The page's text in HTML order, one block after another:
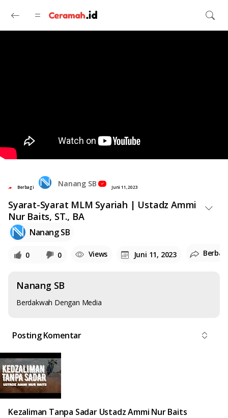
Langsung ke konten utama
Berbagi Nanang SB Juni 11, 2023
Syarat-Syarat MLM Syariah | Ustadz Ammi
Nur Baits, ST., BA
Nanang SB
0 0 Views Juni 11, 2023
Nanang SB
Berdakwah Dengan Media
Posting Komentar
Kezaliman Tanpa Sadar Ustadz Ammi Nur Baits